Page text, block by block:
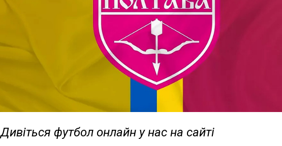
Дивіться футбол онлайн у нас на сайті